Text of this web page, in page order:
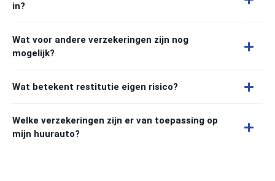
in?
Wat voor andere verzekeringen zijn nog
mogelijk?
Wat betekent restitutie eigen risico?
Welke verzekeringen zijn er van toepassing op
mijn huurauto?